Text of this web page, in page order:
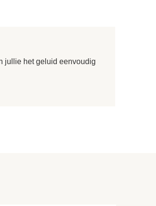
jullie het geluid eenvoudig